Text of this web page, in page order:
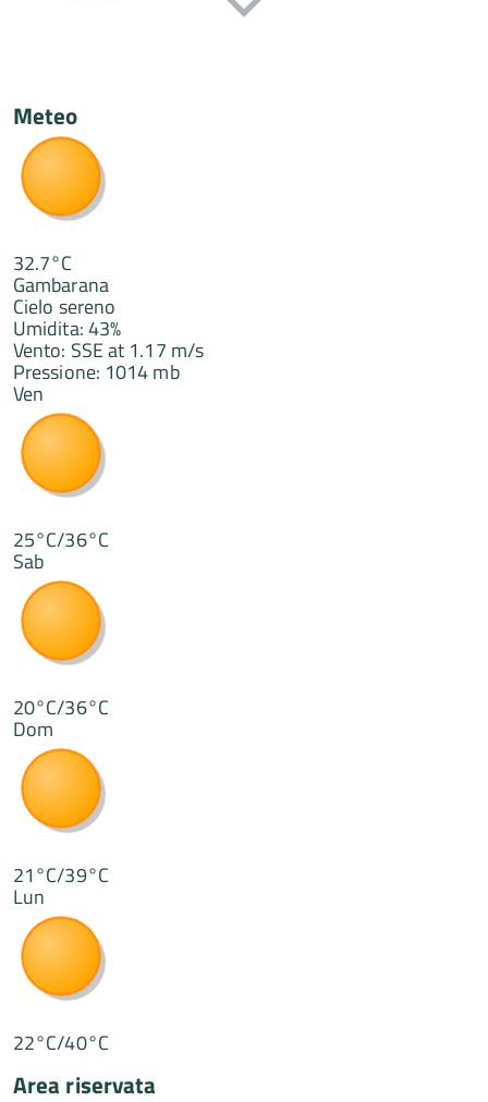
Meteo
32.7°C
Gambarana
Cielo sereno
Umidita: 43%
Vento: SSE at 1.17 m/s
Pressione: 1014 mb
Ven
25°C/36°C
Sab
20°C/36°C
Dom
21°C/39°C
Lun
22°C/40°C
Area riservata